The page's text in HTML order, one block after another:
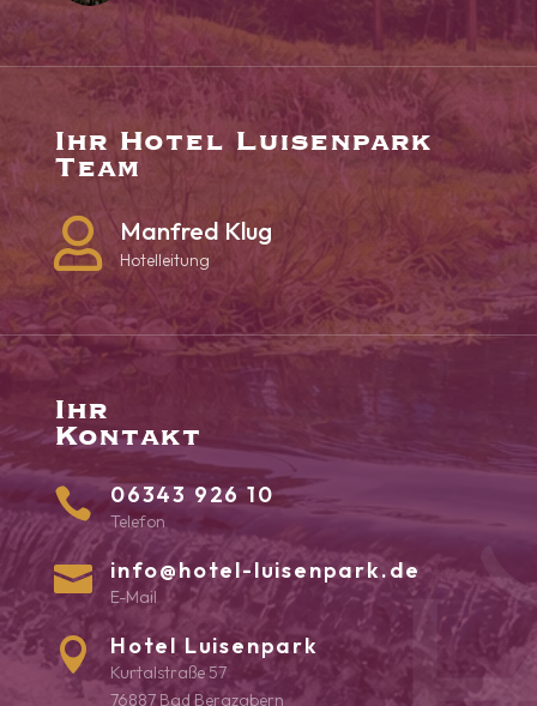
Ihr Hotel Luisenpark
Team
 Manfred Klug
Hotelleitung
Ihr
Kontakt
 06343 926 10
Telefon
 info@hotel-luisenpark.de
E-Mail
 Hotel Luisenpark
Kurtalstraße 57
76887 Bad Bergzabern